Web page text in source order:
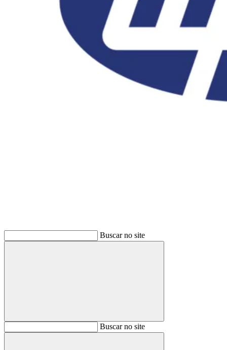
Buscar no site
BuscarBuscar no site